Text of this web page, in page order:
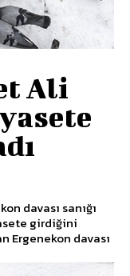
Ali
davası sanığı
girdiğini